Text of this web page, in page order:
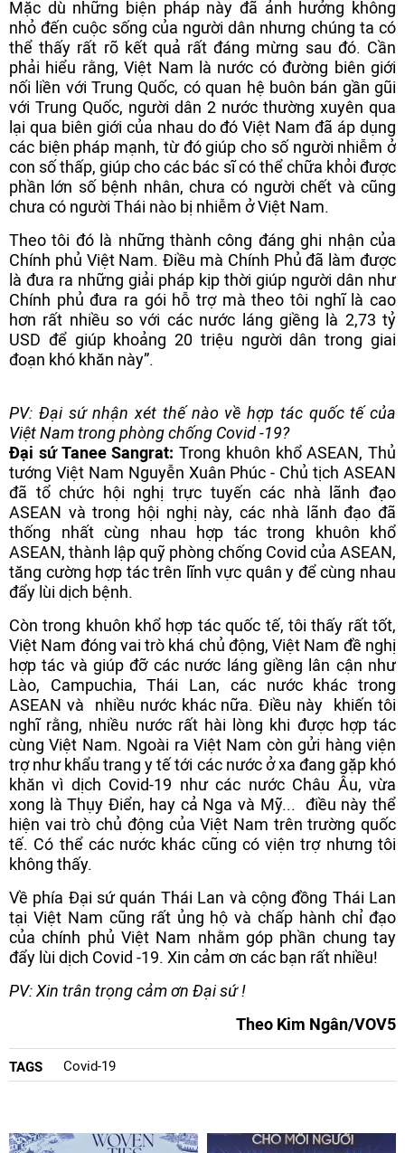
Mặc dù những biện pháp này đã ảnh hưởng không
nhỏ đến cuộc sống của người dân nhưng chúng ta có
thể thấy rất rõ kết quả rất đáng mừng sau đó. Cần
phải hiểu rằng, Việt Nam là nước có đường biên giới
nối liền với Trung Quốc, có quan hệ buôn bán gần gũi
với Trung Quốc, người dân 2 nước thường xuyên qua
lại qua biên giới của nhau do đó Việt Nam đã áp dụng
các biện pháp mạnh, từ đó giúp cho số người nhiễm ở
con số thấp, giúp cho các bác sĩ có thể chữa khỏi được
phần lớn số bệnh nhân, chưa có người chết và cũng
chưa có người Thái nào bị nhiễm ở Việt Nam.
Theo tôi đó là những thành công đáng ghi nhận của
Chính phủ Việt Nam. Điều mà Chính Phủ đã làm được
là đưa ra những giải pháp kịp thời giúp người dân như
Chính phủ đưa ra gói hỗ trợ mà theo tôi nghĩ là cao
hơn rất nhiều so với các nước láng giềng là 2,73 tỷ
USD để giúp khoảng 20 triệu người dân trong giai
đoạn khó khăn này”.
PV: Đại sứ nhận xét thế nào về hợp tác quốc tế của
Việt Nam trong phòng chống Covid -19?
Đại sứ Tanee Sangrat: Trong khuôn khổ ASEAN, Thủ
tướng Việt Nam Nguyễn Xuân Phúc - Chủ tịch ASEAN
đã tổ chức hội nghị trực tuyến các nhà lãnh đạo
ASEAN và trong hội nghị này, các nhà lãnh đạo đã
thống nhất cùng nhau hợp tác trong khuôn khổ
ASEAN, thành lập quỹ phòng chống Covid của ASEAN,
tăng cường hợp tác trên lĩnh vực quân y để cùng nhau
đẩy lùi dịch bệnh.
Còn trong khuôn khổ hợp tác quốc tế, tôi thấy rất tốt,
Việt Nam đóng vai trò khá chủ động, Việt Nam đề nghị
hợp tác và giúp đỡ các nước láng giềng lân cận như
Lào, Campuchia, Thái Lan, các nước khác trong
ASEAN và nhiều nước khác nữa. Điều này khiến tôi
nghĩ rằng, nhiều nước rất hài lòng khi được hợp tác
cùng Việt Nam. Ngoài ra Việt Nam còn gửi hàng viện
trợ như khẩu trang y tế tới các nước ở xa đang gặp khó
khăn vì dịch Covid-19 như các nước Châu Âu, vừa
xong là Thụy Điển, hay cả Nga và Mỹ... điều này thể
hiện vai trò chủ động của Việt Nam trên trường quốc
tế. Có thể các nước khác cũng có viện trợ nhưng tôi
không thấy.
Về phía Đại sứ quán Thái Lan và cộng đồng Thái Lan
tại Việt Nam cũng rất ủng hộ và chấp hành chỉ đạo
của chính phủ Việt Nam nhằm góp phần chung tay
đẩy lùi dịch Covid -19. Xin cảm ơn các bạn rất nhiều!
PV: Xin trân trọng cảm ơn Đại sứ !
Theo Kim Ngân/VOV5
TAGS Covid-19